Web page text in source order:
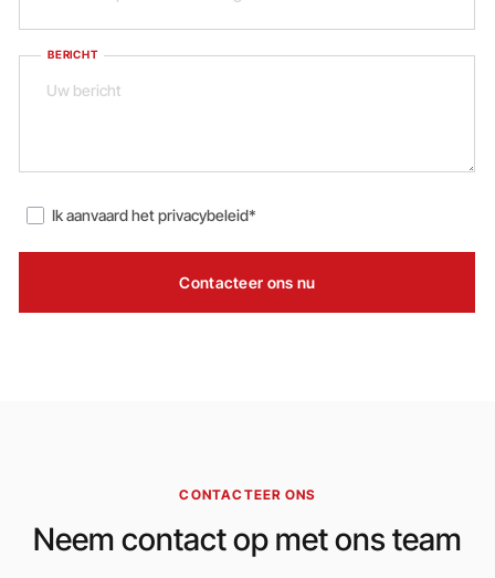
BERICHT
Ik aanvaard hetprivacybeleid*
Contacteer ons nu
CONTACTEER ONS
Neem contact op met ons team